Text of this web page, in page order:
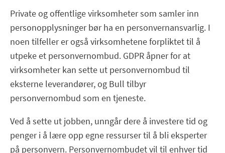
Private og offentlige virksomheter som samler inn
personopplysninger bør ha en personvernansvarlig. I
noen tilfeller er også virksomhetene forpliktet til å
utpeke et personvernombud. GDPR åpner for at
virksomheter kan sette ut personvernombud til
eksterne leverandører, og Bull tilbyr
personvernombud som en tjeneste.
Ved å sette ut jobben, unngår dere å investere tid og
penger i å lære opp egne ressurser til å bli eksperter
på personvern. Personvernombudet vil til enhver tid